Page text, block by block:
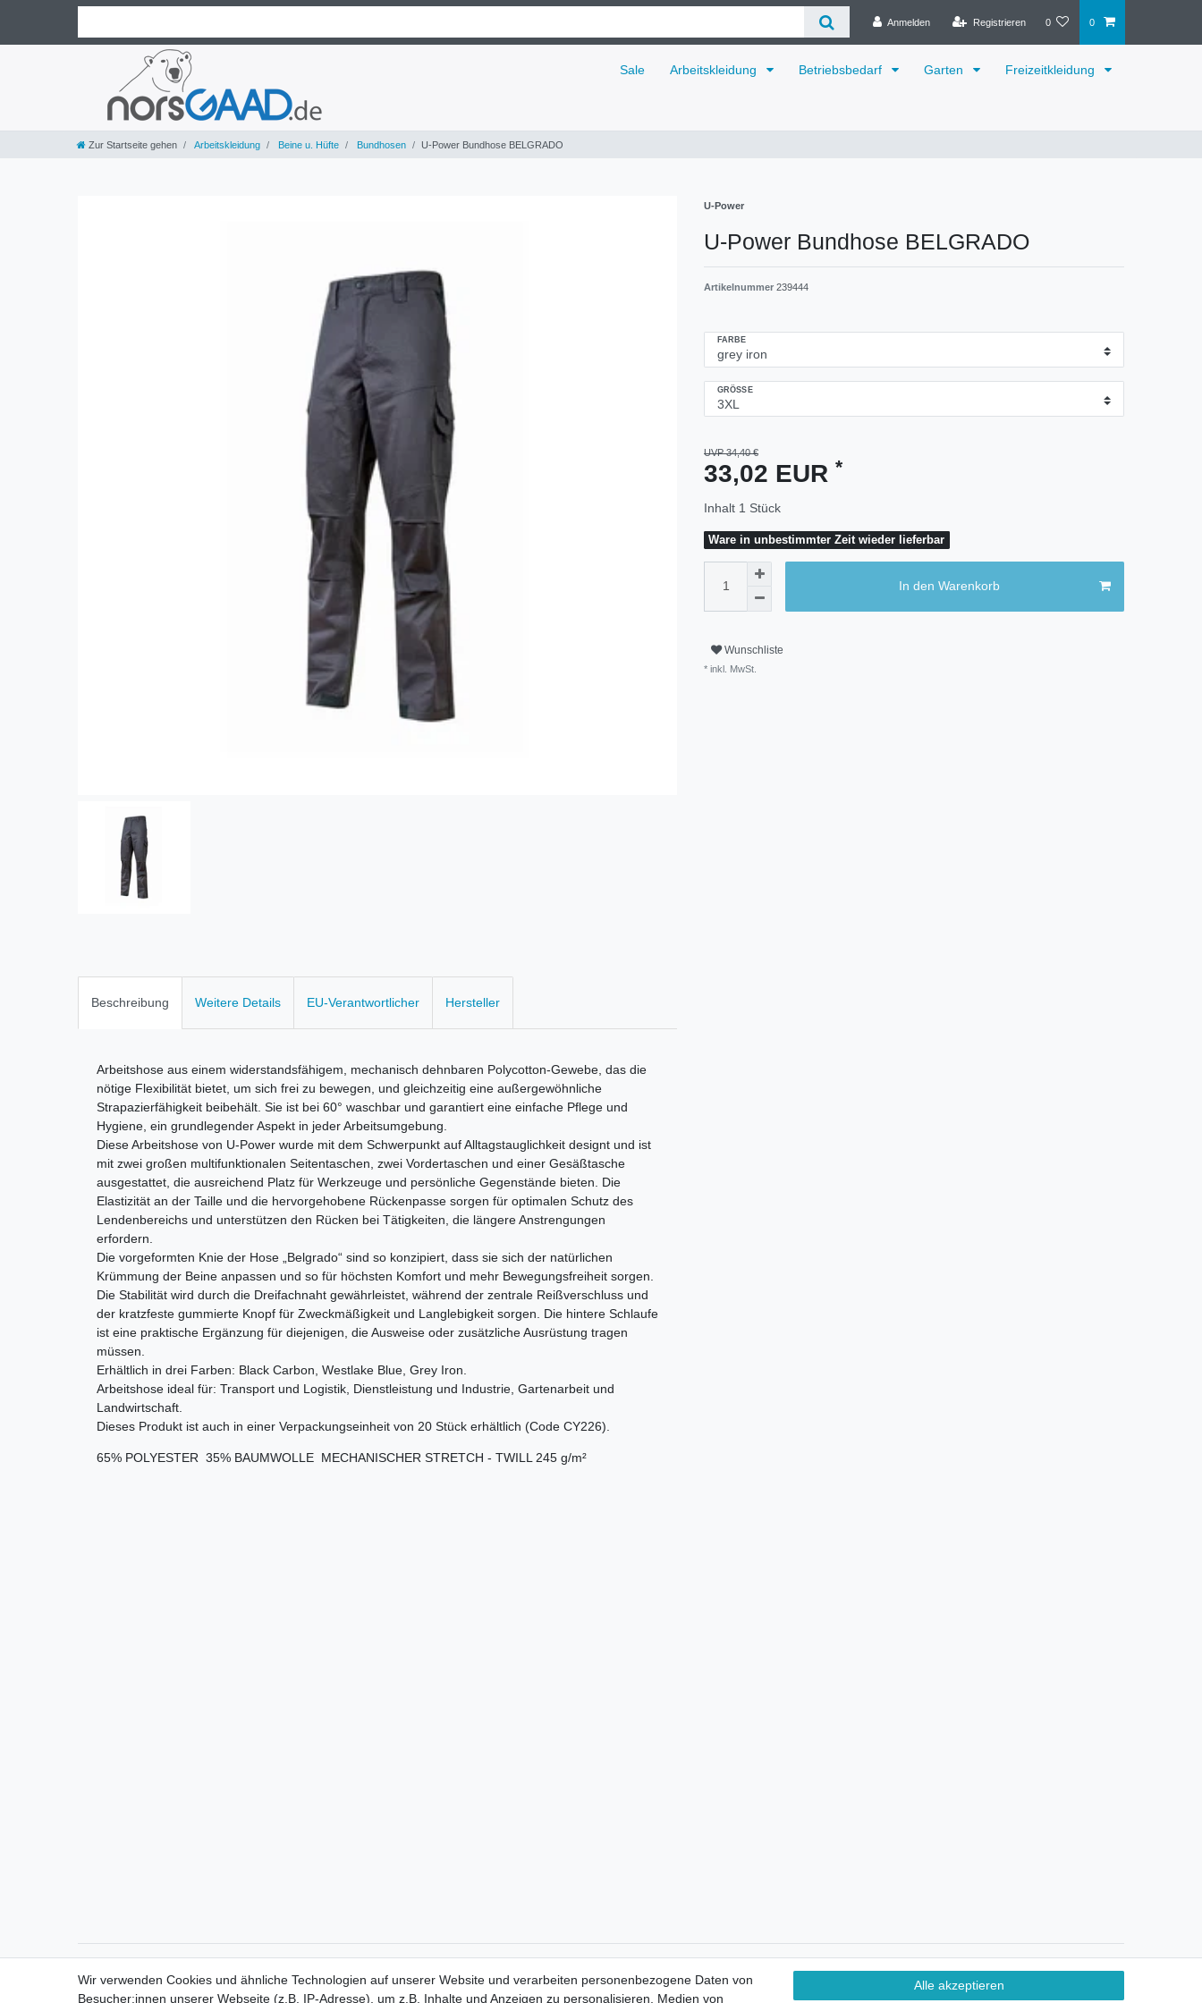
Anmelden Registrieren 0 0
Sale Arbeitskleidung Betriebsbedarf Garten Freizeitkleidung
Zur Startseite gehen Arbeitskleidung Beine u. Hüfte Bundhosen U-Power Bundhose BELGRADO
U-Power
U-Power Bundhose BELGRADO
Artikelnummer 239444
FARBE
GRÖSSE
UVP 34,40 €
33,02 EUR *
Inhalt 1 Stück
Ware in unbestimmter Zeit wieder lieferbar
In den Warenkorb
Wunschliste
* inkl. MwSt.
Beschreibung Weitere Details EU-Verantwortlicher Hersteller
Arbeitshose aus einem widerstandsfähigem, mechanisch dehnbaren Polycotton-Gewebe, das die
nötige Flexibilität bietet, um sich frei zu bewegen, und gleichzeitig eine außergewöhnliche
Strapazierfähigkeit beibehält. Sie ist bei 60° waschbar und garantiert eine einfache Pflege und
Hygiene, ein grundlegender Aspekt in jeder Arbeitsumgebung.
Diese Arbeitshose von U-Power wurde mit dem Schwerpunkt auf Alltagstauglichkeit designt und ist
mit zwei großen multifunktionalen Seitentaschen, zwei Vordertaschen und einer Gesäßtasche
ausgestattet, die ausreichend Platz für Werkzeuge und persönliche Gegenstände bieten. Die
Elastizität an der Taille und die hervorgehobene Rückenpasse sorgen für optimalen Schutz des
Lendenbereichs und unterstützen den Rücken bei Tätigkeiten, die längere Anstrengungen
erfordern.
Die vorgeformten Knie der Hose „Belgrado“ sind so konzipiert, dass sie sich der natürlichen
Krümmung der Beine anpassen und so für höchsten Komfort und mehr Bewegungsfreiheit sorgen.
Die Stabilität wird durch die Dreifachnaht gewährleistet, während der zentrale Reißverschluss und
der kratzfeste gummierte Knopf für Zweckmäßigkeit und Langlebigkeit sorgen. Die hintere Schlaufe
ist eine praktische Ergänzung für diejenigen, die Ausweise oder zusätzliche Ausrüstung tragen
müssen.
Erhältlich in drei Farben: Black Carbon, Westlake Blue, Grey Iron.
Arbeitshose ideal für: Transport und Logistik, Dienstleistung und Industrie, Gartenarbeit und
Landwirtschaft.
Dieses Produkt ist auch in einer Verpackungseinheit von 20 Stück erhältlich (Code CY226).
65% POLYESTER  35% BAUMWOLLE  MECHANISCHER STRETCH - TWILL 245 g/m²
Wir verwenden Cookies und ähnliche Technologien auf unserer Website und verarbeiten personenbezogene Daten von
Besucher:innen unserer Webseite (z.B. IP-Adresse), um z.B. Inhalte und Anzeigen zu personalisieren, Medien von
Alle akzeptieren